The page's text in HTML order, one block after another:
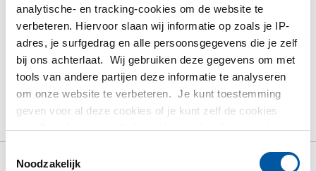
analytische- en tracking-cookies om de website te
verbeteren. Hiervoor slaan wij informatie op zoals je IP-
adres, je surfgedrag en alle persoonsgegevens die je zelf
bij ons achterlaat. Wij gebruiken deze gegevens om met
tools van andere partijen deze informatie te analyseren
om onze website te verbeteren. Je kunt toestemming
geven voor al deze cookies of je kunt zelf de cookies
instellen als je niet wilt dat wij bepaalde informatie delen.
partijen waarmee wij samenwerken vind je in ons
Noodzakelijk
Volg uw order via Track&Trace
Product Product omschrijving Bruto prijslijst